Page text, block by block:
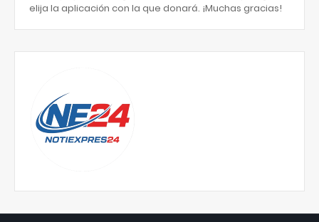
elija la aplicación con la que donará. ¡Muchas gracias!